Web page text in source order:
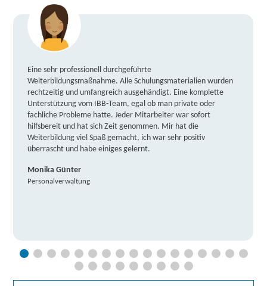
Eine sehr professionell durchgeführte
Weiterbildungsmaßnahme. Alle Schulungsmaterialien wurden
rechtzeitig und umfangreich ausgehändigt. Eine komplette
Unterstützung vom IBB-Team, egal ob man private oder
fachliche Probleme hatte. Jeder Mitarbeiter war sofort
hilfsbereit und hat sich Zeit genommen. Mir hat die
Weiterbildung viel Spaß gemacht, ich war sehr positiv
überrascht und habe einiges gelernt.
Monika Günter
Personalverwaltung